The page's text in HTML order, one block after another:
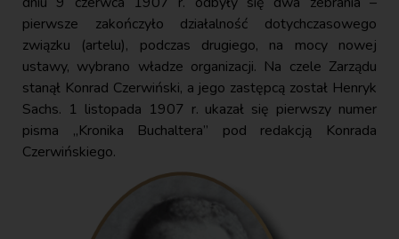
pierwsze zakończyło działalność dotychczasowego
związku (artelu), podczas drugiego, na mocy nowej
ustawy, wybrano władze organizacji. Na czele Zarządu
stanął Konrad Czerwiński, a jego zastępcą został Henryk
Sachs. 1 listopada 1907 r. ukazał się pierwszy numer
pisma „Kronika Buchaltera” pod redakcją Konrada
Czerwińskiego.